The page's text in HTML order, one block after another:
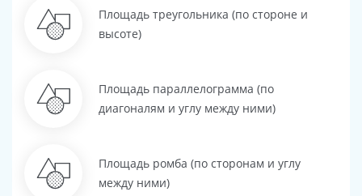
Площадь треугольника (по стороне и
высоте)
Площадь параллелограмма (по
диагоналям и углу между ними)
Площадь ромба (по сторонам и углу
между ними)